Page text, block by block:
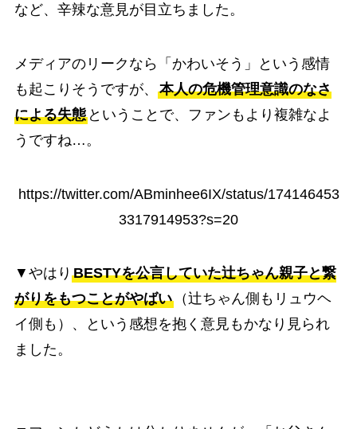
など、辛辣な意見が目立ちました。
メディアのリークなら「かわいそう」という感情
も起こりそうですが、 本人の危機管理意識のなさ
による失態ということで、ファンもより複雑なよ
うですね…。
https://twitter.com/ABminhee6IX/status/174146453
3317914953?s=20
▼やはり BESTYを公言していた辻ちゃん親子と繋
がりをもつことがやばい（辻ちゃん側もリュウヘ
イ側も）、という感想を抱く意見もかなり見られ
ました。